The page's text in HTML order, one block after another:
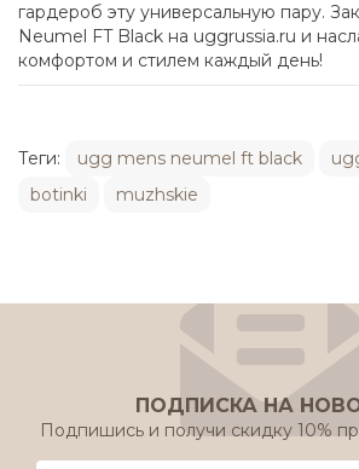
гардероб эту универсальную пару.
Neumel FT Black на uggrussia.ru и
комфортом и стилем каждый день!
Теги: ugg mens neumel ft black
botinki
muzhskie
ПОДПИСКА НА
Подпишись и получи скидку 10%